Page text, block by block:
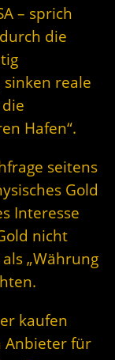
– sprich
die
reale
Hafen“.
seitens
Gold
Interesse
nicht
„Währung
kaufen
Anbieter für